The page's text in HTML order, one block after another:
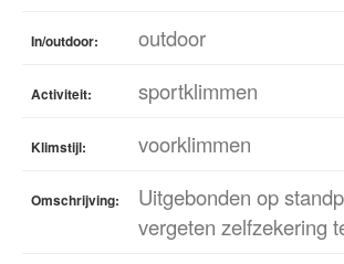
In/outdoor: outdoor
Activiteit: sportklimmen
Klimstijl: voorklimmen
Omschrijving:
Uitgebonden op
vergeten zelfzekering